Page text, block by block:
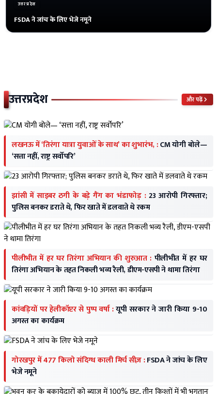
उत्तरप्रदेश
FSDA ने जांच के लिए भेजे नमूने
उत्तरप्रदेश और पढ़ें
लखनऊ में ‘तिरंगा यात्रा युवाओं के साथ’ का शुभारंभ, :CM योगी बोले—
‘सत्ता नहीं, राष्ट्र सर्वोपरि’
झांसी में साइबर ठगी के बड़े गैंग का भंडाफोड़ : 23 आरोपी गिरफ्तार;
पुलिस बनकर डराते थे, फिर खाते में डलवाते थे रकम
पीलीभीत में हर घर तिरंगा अभियान की शुरुआत : पीलीभीत में हर घर
तिरंगा अभियान के तहत निकली भव्य रैली, डीएम-एसपी ने थामा तिरंगा
कांवड़ियों पर हेलीकॉप्टर से पुष्प वर्षा :यूपी सरकार ने जारी किया 9-10
अगस्त का कार्यक्रम
गोरखपुर में 477 किलो संदिग्ध काली मिर्च सीज़ :FSDA ने जांच के लिए
भेजे नमूने